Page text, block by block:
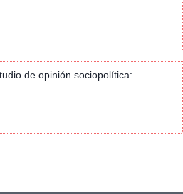
de opinión sociopolítica: